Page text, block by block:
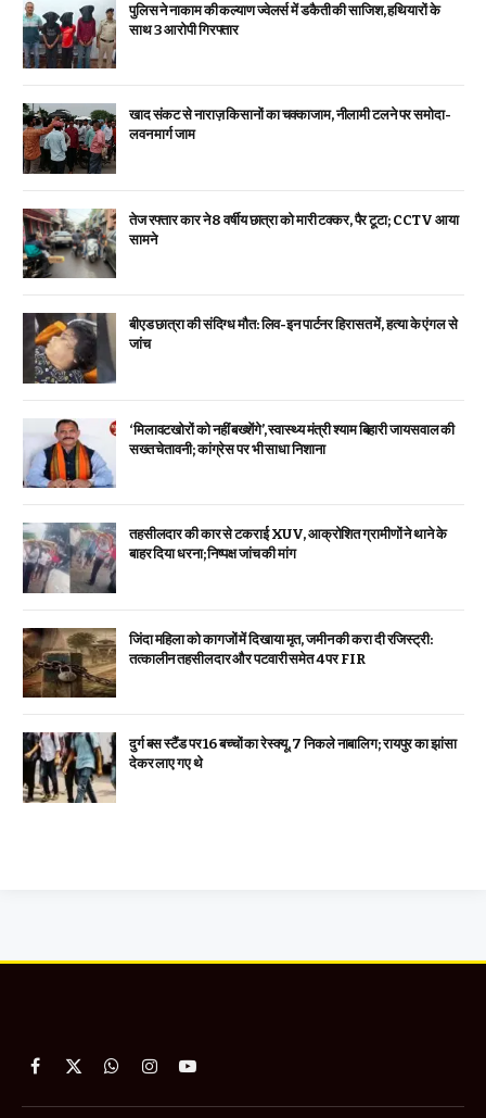
पुलिस ने नाकाम की कल्याण ज्वेलर्स में डकैती की साजिश, हथियारों के
साथ 3 आरोपी गिरफ्तार
खाद संकट से नाराज़ किसानों का चक्काजाम, नीलामी टलने पर समोदा-
लवन मार्ग जाम
तेज रफ्तार कार ने 8 वर्षीय छात्रा को मारी टक्कर, पैर टूटा; CCTV आया
सामने
बीएड छात्रा की संदिग्ध मौत: लिव-इन पार्टनर हिरासत में, हत्या के एंगल से
जांच
‘मिलावटखोरों को नहीं बख्शेंगे’, स्वास्थ्य मंत्री श्याम बिहारी जायसवाल की
सख्त चेतावनी; कांग्रेस पर भी साधा निशाना
तहसीलदार की कार से टकराई XUV, आक्रोशित ग्रामीणों ने थाने के
बाहर दिया धरना; निष्पक्ष जांच की मांग
जिंदा महिला को कागजों में दिखाया मृत, जमीन की करा दी रजिस्ट्री:
तत्कालीन तहसीलदार और पटवारी समेत 4 पर FIR
दुर्ग बस स्टैंड पर 16 बच्चों का रेस्क्यू, 7 निकले नाबालिग; रायपुर का झांसा
देकर लाए गए थे
Facebook
X
WhatsApp
InstagramYouTube